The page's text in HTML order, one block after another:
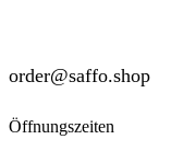
order@saffo.shop
Öffnungszeiten